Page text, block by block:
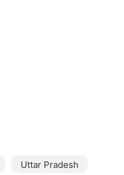
Uttar Pradesh